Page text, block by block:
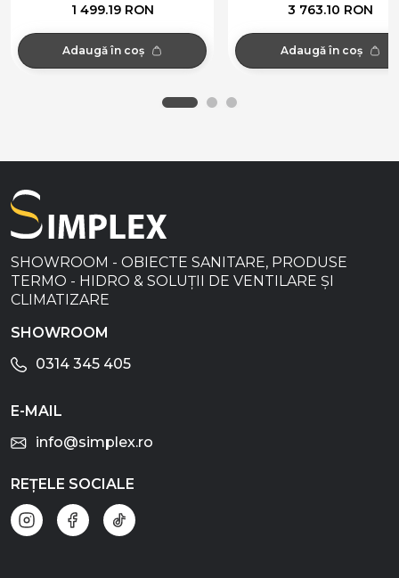
1 499.19 RON
Adaugă în coș
3 763.10 RON
Adaugă în coș
SHOWROOM - OBIECTE SANITARE, PRODUSE
TERMO - HIDRO & SOLUȚII DE VENTILARE ȘI
CLIMATIZARE
SHOWROOM
0314 345 405
E-MAIL
info@simplex.ro
REȚELE SOCIALE